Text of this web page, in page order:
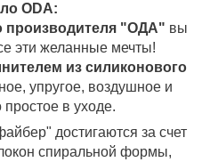
ОDA:
производителя "ОДА" вы
эти желанные мечты!
из силиконового
упругое, воздушное и
в уходе.
достигаются за счет
спиральной формы,